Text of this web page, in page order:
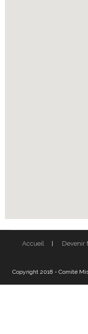
Accueil Devenir
Copyright 2018 - Comité